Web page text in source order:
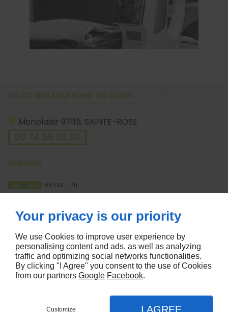
B.H.T.C BRILLANCE HOME THE CLEAN
Monplaisir 97115, SAINTE-ROSE
09 74 56 92 09
HORAIRES
Lun - Ven 08h30 - 17h
À PROPOS
Contactez-nous
Plan du site
SUIVEZ-NOUS
Your privacy is our priority
We use Cookies to improve user experience by
personalising content and ads, as well as analyzing
traffic and optimizing social networks functionalities.
By clicking "I Agree" you consent to the use of Cookies
from our partners Google Facebook.
Customize I AGREE